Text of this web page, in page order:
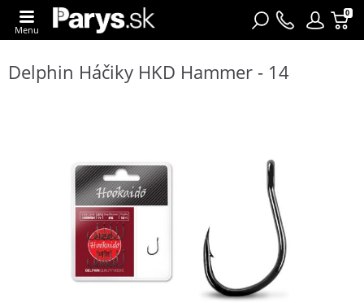
0
Menu
Delphin Háčiky HKD Hammer - 14